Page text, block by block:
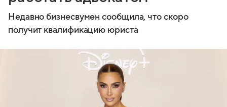
Недавно бизнесвумен сообщила, что скоро
получит квалификацию юриста